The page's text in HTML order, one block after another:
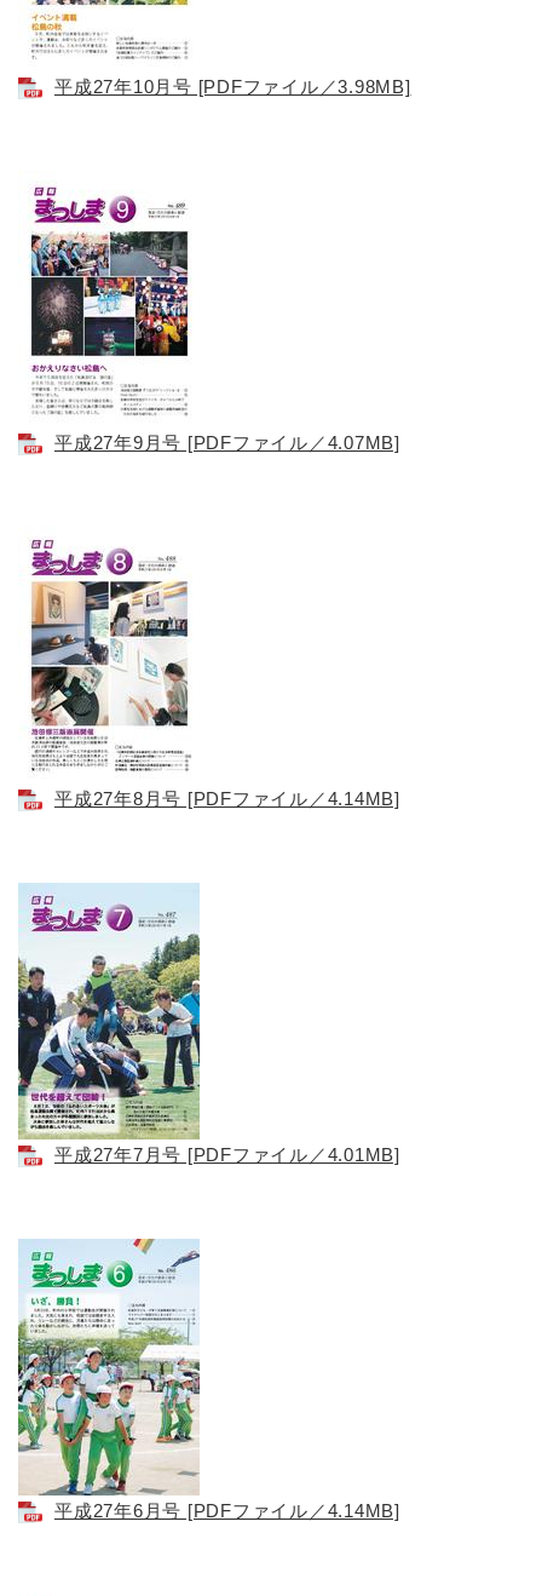
平成27年10月号 [PDFファイル／3.98MB]
平成27年9月号 [PDFファイル／4.07MB]
平成27年8月号 [PDFファイル／4.14MB]
平成27年7月号 [PDFファイル／4.01MB]
平成27年6月号 [PDFファイル／4.14MB]